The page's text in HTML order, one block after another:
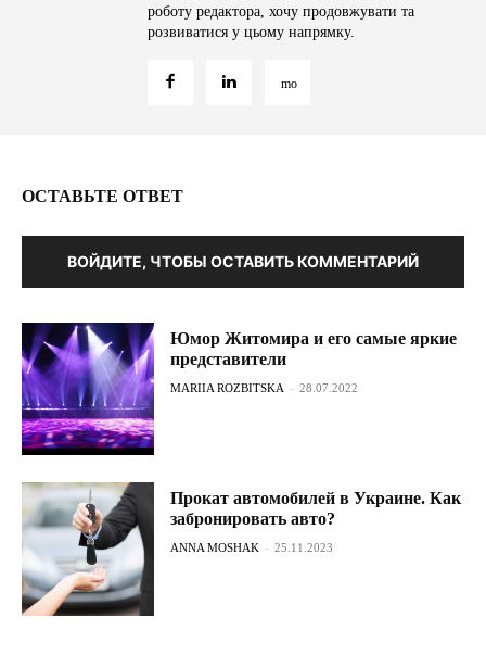
роботу редактора, хочу продовжувати та
розвиватися у цьому напрямку.
ОСТАВЬТЕ ОТВЕТ
ВОЙДИТЕ, ЧТОБЫ ОСТАВИТЬ КОММЕНТАРИЙ
Юмор Житомира и его самые яркие
представители
MARIIA ROZBITSKA - 28.07.2022
Прокат автомобилей в Украине. Как
забронировать авто?
ANNA MOSHAK - 25.11.2023